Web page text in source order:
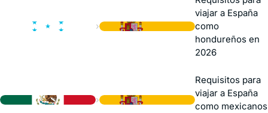
›
viajar a España
como
hondureños en
2026
›
Requisitos para
viajar a España
como mexicanos